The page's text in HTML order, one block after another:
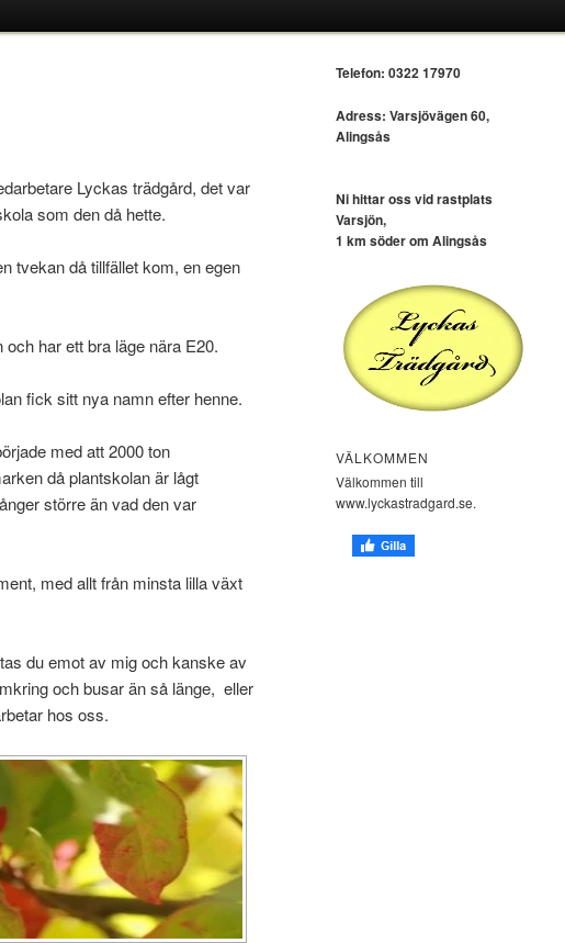
Lyckas trädgård, det var
som den då hette.
tvekan då tillfället kom, en egen
har ett bra läge nära E20.
fick sitt nya namn efter henne.
med att 2000 ton
då plantskolan är lågt
större än vad den var
med allt från minsta lilla växt
du emot av mig och kanske av
och busar än så länge, eller
hos oss.
Telefon: 0322 17970
Adress: Varsjövägen 60,
Alingsås
Ni hittar oss vid rastplats
Varsjön,
1 km söder om Alingsås
VÄLKOMMEN
Välkommen till
www.lyckastradgard.se.